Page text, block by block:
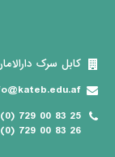
کابل سرک
729 00 83 25
729 00 83 26